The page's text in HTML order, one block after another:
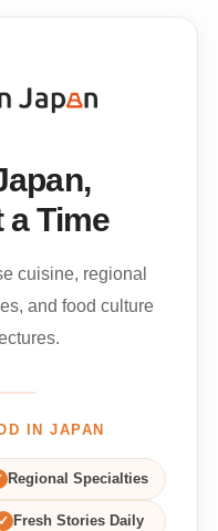
a Time
cuisine, regional
and food culture
IN JAPAN
Regional Specialties
✓ Fresh Stories Daily